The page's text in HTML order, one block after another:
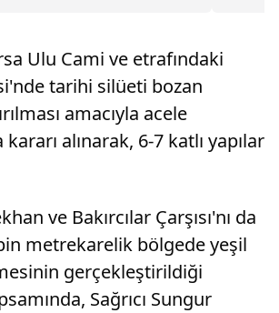
Ulu Cami ve etrafındaki
tarihi silüeti bozan
amacıyla acele
alınarak, 6-7 katlı yapılar
ve Bakırcılar Çarşısı'nı da
metrekarelik bölgede yeşil
gerçekleştirildiği
Sağrıcı Sungur